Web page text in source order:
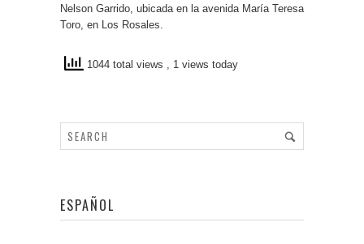
Nelson Garrido, ubicada en la avenida María Teresa
Toro, en Los Rosales.
1044 total views , 1 views today
ESPAÑOL